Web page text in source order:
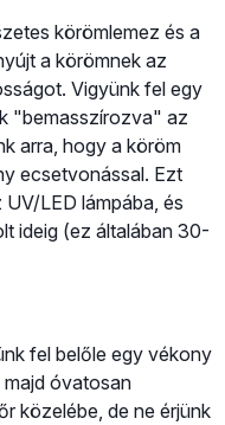
körömlemez és a
a körömnek az
Vigyünk fel egy
"bemasszírozva" az
arra, hogy a köröm
ecsetvonással. Ezt
LED lámpába, és
ideig (ez általában 30-
fel belőle egy vékony
óvatosan
közelébe, de ne érjünk